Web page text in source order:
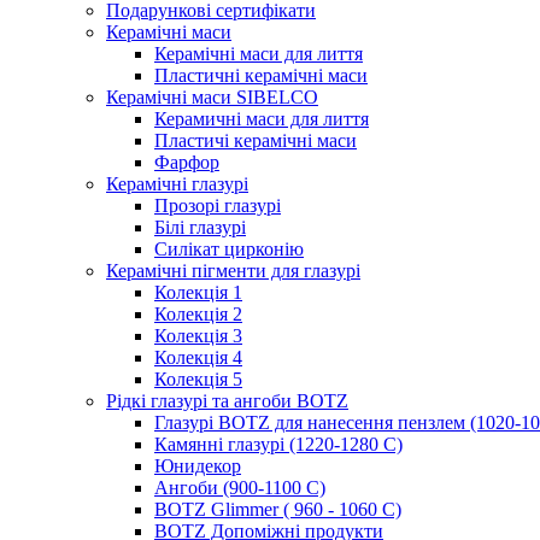
Подарункові сертифікати
Керамічні маси
Керамічні маси для лиття
Пластичні керамічні маси
Керамічні маси SIBELСO
Керамичні маси для лиття
Пластичі керамічні маси
Фарфор
Керамічні глазурі
Прозорі глазурі
Білі глазурі
Силікат цирконію
Керамічні пігменти для глазурі
Колекція 1
Колекція 2
Колекція 3
Колекція 4
Колекція 5
Рідкі глазурі та ангоби BOTZ
Глазурі BOTZ для нанесення пензлем (1020-
Камянні глазурі (1220-1280 С)
Юнидекор
Ангоби (900-1100 С)
BOTZ Glimmer ( 960 - 1060 С)
BOTZ Допоміжні продукти